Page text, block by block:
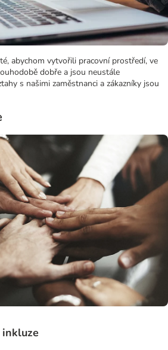
abychom vytvořili pracovní prostředí, ve
dobře a jsou neustále
s našimi zaměstnanci a zákazníky jsou